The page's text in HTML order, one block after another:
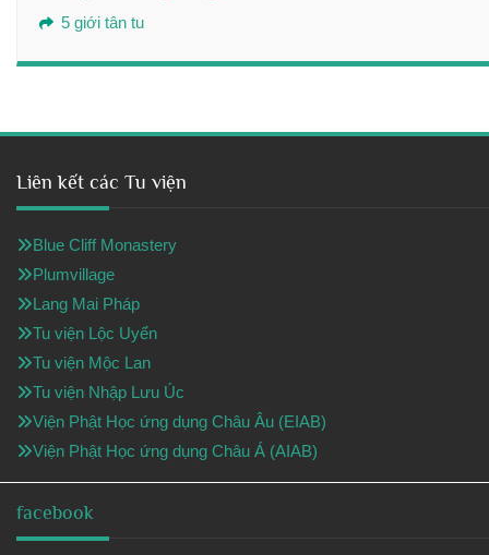
5 giới tân tu
Liên kết các Tu viện
Blue Cliff Monastery
Plumvillage
Lang Mai Pháp
Tu viện Lộc Uyển
Tu viện Mộc Lan
Tu viện Nhập Lưu Úc
Viện Phật Học ứng dụng Châu Âu (EIAB)
Viện Phật Học ứng dụng Châu Á (AIAB)
facebook